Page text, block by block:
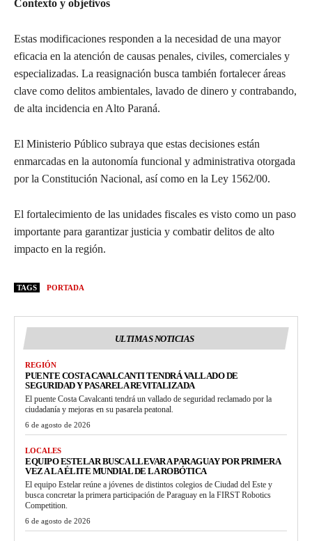
Contexto y objetivos
Estas modificaciones responden a la necesidad de una mayor
eficacia en la atención de causas penales, civiles, comerciales y
especializadas. La reasignación busca también fortalecer áreas
clave como delitos ambientales, lavado de dinero y contrabando,
de alta incidencia en Alto Paraná.
El Ministerio Público subraya que estas decisiones están
enmarcadas en la autonomía funcional y administrativa otorgada
por la Constitución Nacional, así como en la Ley 1562/00.
El fortalecimiento de las unidades fiscales es visto como un paso
importante para garantizar justicia y combatir delitos de alto
impacto en la región.
TAGS PORTADA
ULTIMAS NOTICIAS
REGIÓN
PUENTE COSTA CAVALCANTI TENDRÁ VALLADO DE
SEGURIDAD Y PASARELA REVITALIZADA
El puente Costa Cavalcanti tendrá un vallado de seguridad reclamado por la
ciudadanía y mejoras en su pasarela peatonal.
6 de agosto de 2026
LOCALES
EQUIPO ESTELAR BUSCA LLEVAR A PARAGUAY POR PRIMERA
VEZ A LA ÉLITE MUNDIAL DE LA ROBÓTICA
El equipo Estelar reúne a jóvenes de distintos colegios de Ciudad del Este y
busca concretar la primera participación de Paraguay en la FIRST Robotics
Competition.
6 de agosto de 2026